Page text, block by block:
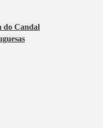
do Candal